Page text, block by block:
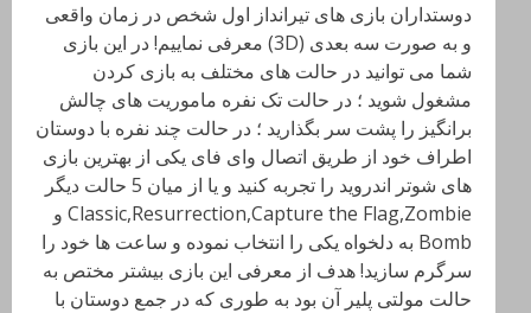
دوستداران بازی های تیرانداز اول شخص در زمان واقعی
و به صورت سه بعدی (3D) معرفی نماییم! در این بازی
شما می توانید در حالت های مختلف به بازی کردن
مشغول شوید ؛ در حالت تک نفره ماموریت های چالش
برانگیز را پشت سر بگذارید ؛ در حالت چند نفره با دوستان
اطراف خود از طریق اتصال وای فای یکی از بهترین بازی
های شوتر اندروید را تجربه کنید و یا از میان 5 حالت دیگر
Classic,Resurrection,Capture the Flag,Zombie و
Bomb به دلخواه یکی را انتخاب نموده و ساعت ها خود را
سرگرم سازید! هدف از معرفی این بازی بیشتر مختص به
حالت مولتی پلیر آن بود به طوری که در جمع دوستان با